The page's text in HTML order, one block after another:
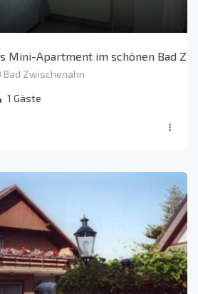
Mini-Apartment im schönen Bad
Bad Zwischenahn
1 Gäste